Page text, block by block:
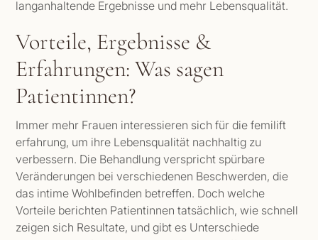
langanhaltende Ergebnisse und mehr Lebensqualität.
Vorteile, Ergebnisse &
Erfahrungen: Was sagen
Patientinnen?
Immer mehr Frauen interessieren sich für die femilift
erfahrung, um ihre Lebensqualität nachhaltig zu
verbessern. Die Behandlung verspricht spürbare
Veränderungen bei verschiedenen Beschwerden, die
das intime Wohlbefinden betreffen. Doch welche
Vorteile berichten Patientinnen tatsächlich, wie schnell
zeigen sich Resultate, und gibt es Unterschiede